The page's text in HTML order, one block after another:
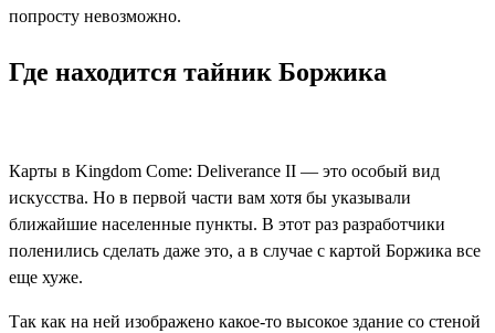
попросту невозможно.
Где находится тайник Боржика
Карты в Kingdom Come: Deliverance II — это особый вид
искусства. Но в первой части вам хотя бы указывали
ближайшие населенные пункты. В этот раз разработчики
поленились сделать даже это, а в случае с картой Боржика все
еще хуже.
Так как на ней изображено какое-то высокое здание со стеной